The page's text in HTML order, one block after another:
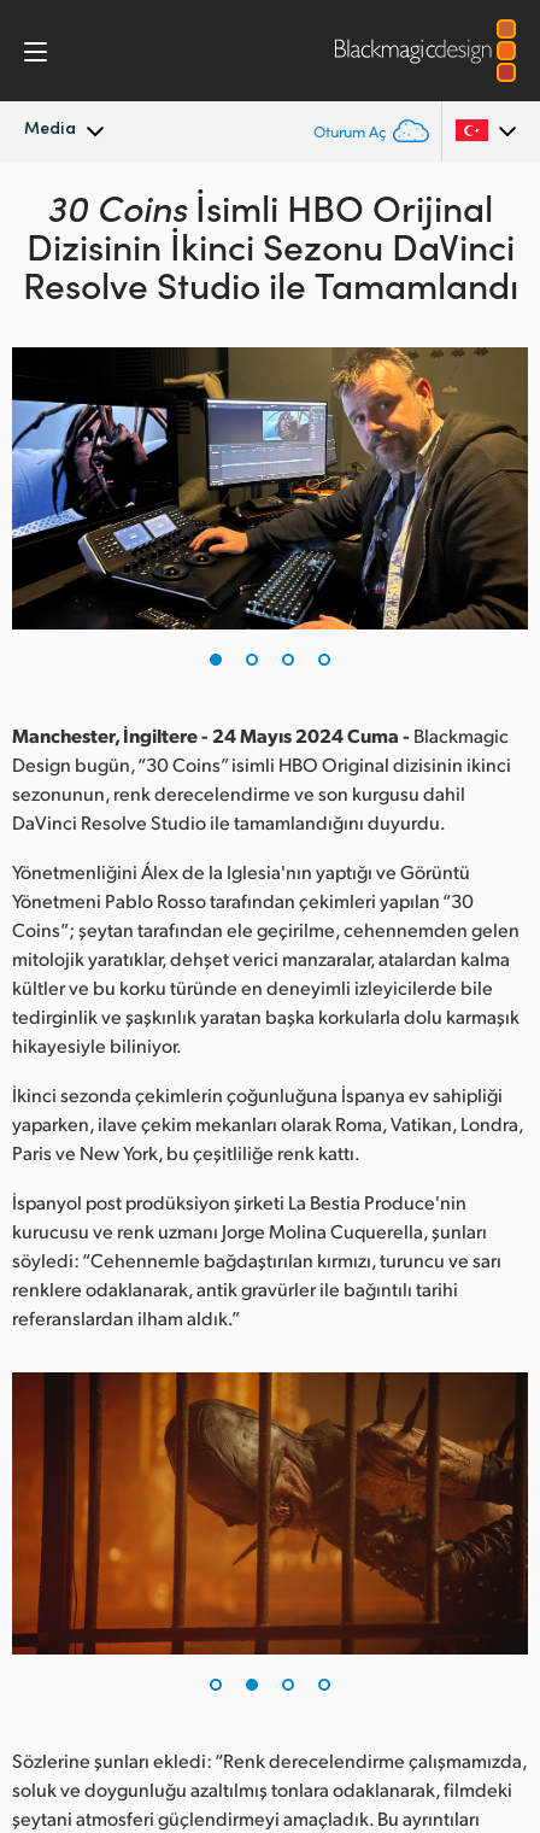
Media Oturum Aç
En Son Haberler
Haber Arşivi
Argentina
Australia
Austria
Canada
China
Denmark
Finland
France
India
Italy
Japan
Korea
Mexico
Malaysia
New Zealand
Poland
Portugal
South Africa
Spain
Sweden
Chinese Taipei
Turkey
UAE
United Kingdom
United States
30 Coinsİsimli HBO Orijinal
Dizisinin İkinci Sezonu DaVinci
Resolve Studio ile Tamamlandı
Manchester, İngiltere - 24 Mayıs 2024 Cuma - Blackmagic
Design bugün, “30 Coins” isimli HBO Original dizisinin ikinci
sezonunun, renk derecelendirme ve son kurgusu dahil
DaVinci Resolve Studio ile tamamlandığını duyurdu.
Yönetmenliğini Álex de la Iglesia'nın yaptığı ve Görüntü
Yönetmeni Pablo Rosso tarafından çekimleri yapılan “30
Coins”; şeytan tarafından ele geçirilme, cehennemden gelen
mitolojik yaratıklar, dehşet verici manzaralar, atalardan kalma
kültler ve bu korku türünde en deneyimli izleyicilerde bile
tedirginlik ve şaşkınlık yaratan başka korkularla dolu karmaşık
hikayesiyle biliniyor.
İkinci sezonda çekimlerin çoğunluğuna İspanya ev sahipliği
yaparken, ilave çekim mekanları olarak Roma, Vatikan, Londra,
Paris ve New York, bu çeşitliliğe renk kattı.
İspanyol post prodüksiyon şirketi La Bestia Produce'nin
kurucusu ve renk uzmanı Jorge Molina Cuquerella, şunları
söyledi: “Cehennemle bağdaştırılan kırmızı, turuncu ve sarı
renklere odaklanarak, antik gravürler ile bağıntılı tarihi
referanslardan ilham aldık.”
Sözlerine şunları ekledi: “Renk derecelendirme çalışmamızda,
soluk ve doygunluğu azaltılmış tonlara odaklanarak, filmdeki
şeytani atmosferi güçlendirmeyi amaçladık. Bu ayrıntıları